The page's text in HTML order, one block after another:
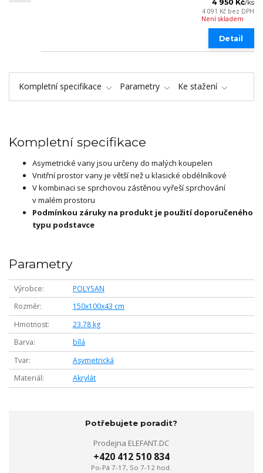
4 950 Kč/ks
4 091 Kč bez DPH
Není skladem
Detail
Kompletní specifikace Parametry Ke stažení
Kompletní specifikace
Asymetrické vany jsou určeny do malých koupelen
Vnitřní prostor vany je větší než u klasické obdélníkové
V kombinaci se sprchovou zástěnou vyřeší sprchování
v malém prostoru
Podmínkou záruky na produkt je použití doporučeného
typu podstavce
Parametry
Výrobce
POLYSAN
Rozměr
150x100x43 cm
Hmotnost
23.78 kg
Barva
bílá
Tvar
Asymetrická
Materiál
Akrylát
Potřebujete poradit?
Prodejna ELEFANT.DC
+420 412 510 834
Po-Pá 7-17, So 7-12 hod.